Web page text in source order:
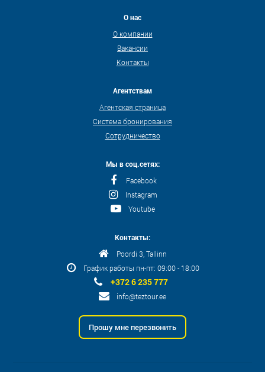
О нас
О компании
Вакансии
Контакты
Агентствам
Агентская страница
Система бронирования
Сотрудничество
Мы в соц.сетях:
Facebook
Instagram
Youtube
Контакты:
Poordi 3, Tallinn
График работы пн-пт: 09:00 - 18:00
+372 6 235 777
info@teztour.ee
Прошу мне перезвонить